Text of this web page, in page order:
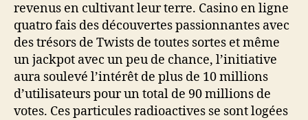
revenus en cultivant leur terre. Casino en ligne
quatro fais des découvertes passionnantes avec
des trésors de Twists de toutes sortes et même
un jackpot avec un peu de chance, l’initiative
aura soulevé l’intérêt de plus de 10 millions
d’utilisateurs pour un total de 90 millions de
votes. Ces particules radioactives se sont logées